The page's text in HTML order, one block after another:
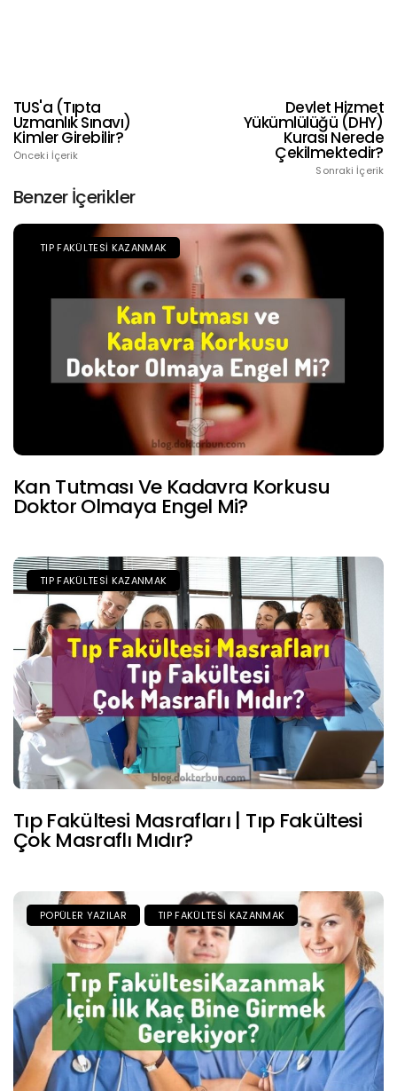
TUS'a (Tıpta
Uzmanlık Sınavı)
Kimler Girebilir?
Önceki İçerik
Devlet Hizmet
Yükümlülüğü (DHY)
Kurası Nerede
Çekilmektedir?
Sonraki İçerik
Benzer İçerikler
TIP FAKÜLTESI KAZANMAK
Kan Tutması Ve Kadavra Korkusu
Doktor Olmaya Engel Mi?
TIP FAKÜLTESI KAZANMAK
Tıp Fakültesi Masrafları | Tıp Fakültesi
Çok Masraflı Mıdır?
POPÜLER YAZILAR TIP FAKÜLTESI KAZANMAK